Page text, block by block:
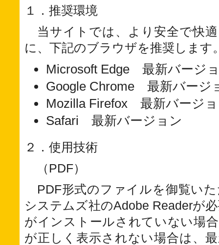
１．推奨環境
当サイトでは、より安全で快
に、下記のブラウザを推奨します
Microsoft Edge 最新バージ
Google Chrome 最新バージ
Mozilla Firefox 最新バージ
Safari 最新バージョン
２．使用技術
（PDF）
PDF形式のファイルを御覧い
システムズ社のAdobe Readerが
がインストールされていない場
が正しく表示されない場合は、